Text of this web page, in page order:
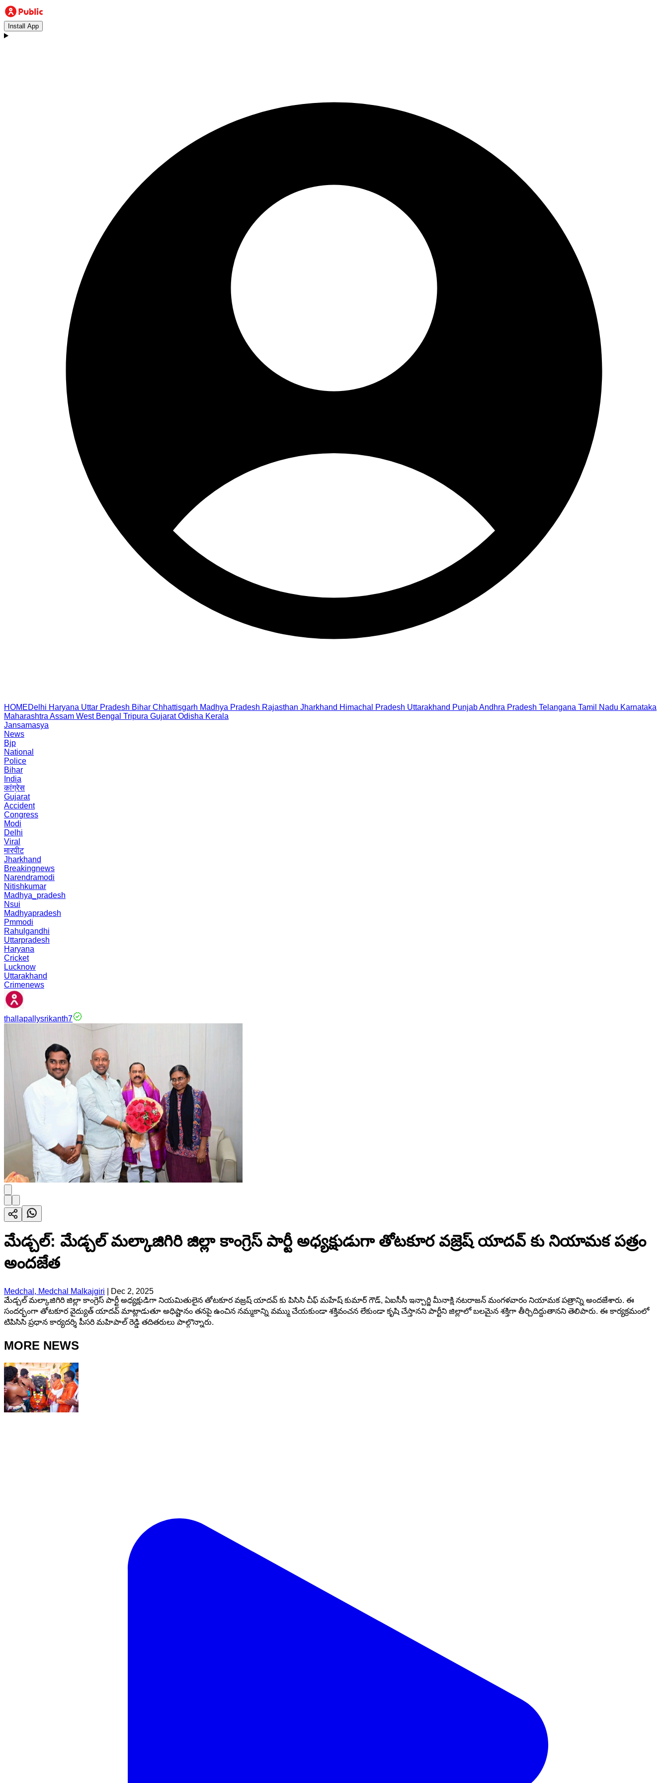
Install App
HOMEDelhi Haryana Uttar Pradesh Bihar Chhattisgarh Madhya Pradesh Rajasthan Jharkhand Himachal Pradesh Uttarakhand PunjabAndhra Pradesh Telangana Tamil Nadu Karnataka
Maharashtra Assam West Bengal Tripura Gujarat Odisha Kerala
Jansamasya
News
Bjp
National
Police
Bihar
India
कांग्रेस
Gujarat
Accident
Congress
Modi
Delhi
Viral
मारपीट
Jharkhand
Breakingnews
Narendramodi
Nitishkumar
Madhya_pradesh
Nsui
Madhyapradesh
Pmmodi
Rahulgandhi
Uttarpradesh
Haryana
Cricket
Lucknow
Uttarakhand
Crimenews
thallapallysrikanth7
మేడ్చల్: మేడ్చల్ మల్కాజిగిరి జిల్లా కాంగ్రెస్ పార్టీ అధ్యక్షుడుగా తోటకూర వజ్రెష్ యాదవ్ కు నియామక పత్రం
అందజేత
Medchal, Medchal Malkajgiri
Dec 2, 2025
మేడ్చల్ మల్కాజిగిరి జిల్లా కాంగ్రెస్ పార్టీ అధ్యక్షుడిగా నియమితులైన తోటకూర వజ్రష్ యాదవ్ కు పిసిసి చీఫ్ మహేష్ కుమార్ గౌడ్, ఏఐసీసీ ఇన్చార్జి మీనాక్షి నటరాజన్ మంగళవారం నియామక పత్రాన్ని అందజేశారు. ఈ
సందర్భంగా తోటకూర వైద్యుత్ యాదవ్ మాట్లాడుతూ అధిష్టానం తనపై ఉంచిన నమ్మకాన్ని వమ్ము చేయకుండా శక్తివంచన లేకుండా కృషి చేస్తానని పార్టీని జిల్లాలో బలమైన శక్తిగా తీర్చిదిద్దుతానని తెలిపారు. ఈ కార్యక్రమంలో
టిపిసిసి ప్రధాన కార్యదర్శి పీసరి మహిపాల్ రెడ్డి తదితరులు పాల్గొన్నారు.
MORE NEWS